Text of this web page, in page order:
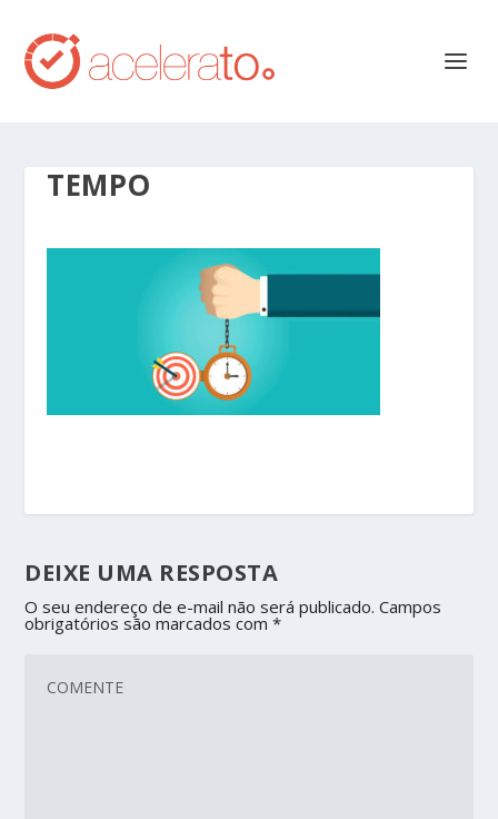
TEMPO
DEIXE UMA RESPOSTA
O seu endereço de e-mail não será publicado. Campos
obrigatórios são marcados com*